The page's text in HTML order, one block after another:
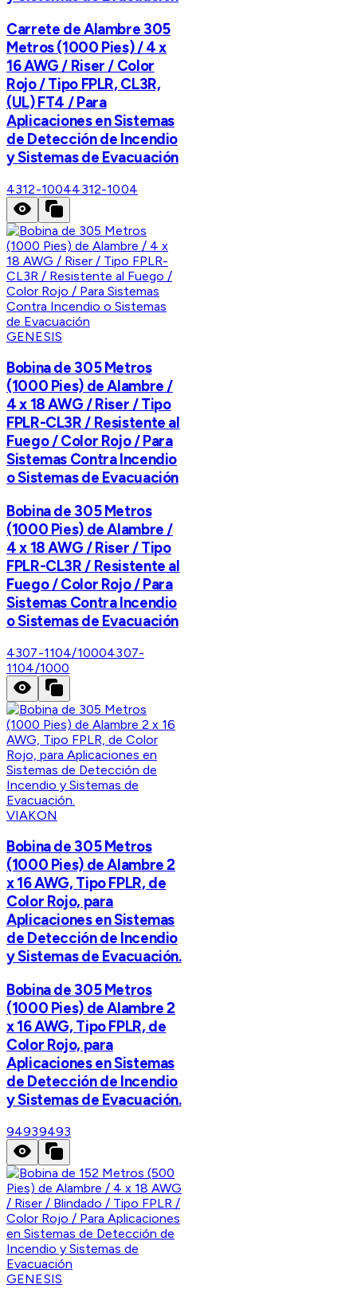
Carrete de Alambre 305
Metros (1000 Pies) / 4 x
16 AWG / Riser / Color
Rojo / Tipo FPLR, CL3R,
(UL) FT4 / Para
Aplicaciones en Sistemas
de Detección de Incendio
y Sistemas de Evacuación
4312-10044312-1004
GENESIS
Bobina de 305 Metros
(1000 Pies) de Alambre /
4 x 18 AWG / Riser / Tipo
FPLR-CL3R / Resistente al
Fuego / Color Rojo / Para
Sistemas Contra Incendio
o Sistemas de Evacuación
Bobina de 305 Metros
(1000 Pies) de Alambre /
4 x 18 AWG / Riser / Tipo
FPLR-CL3R / Resistente al
Fuego / Color Rojo / Para
Sistemas Contra Incendio
o Sistemas de Evacuación
4307-1104/10004307-
1104/1000
VIAKON
Bobina de 305 Metros
(1000 Pies) de Alambre 2
x 16 AWG, Tipo FPLR, de
Color Rojo, para
Aplicaciones en Sistemas
de Detección de Incendio
y Sistemas de Evacuación.
Bobina de 305 Metros
(1000 Pies) de Alambre 2
x 16 AWG, Tipo FPLR, de
Color Rojo, para
Aplicaciones en Sistemas
de Detección de Incendio
y Sistemas de Evacuación.
94939493
GENESIS